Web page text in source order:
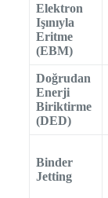
Elektron
Işınıyla
Eritme
(EBM)
Doğrudan
Enerji
Biriktirme
(DED)
Binder
Jetting